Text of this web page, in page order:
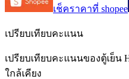
เช็คราคาที่ shopee
เปรียบเทียบคะแนน
เปรียบเทียบคะแนนของตู้เย็น
ใกล้เคียง